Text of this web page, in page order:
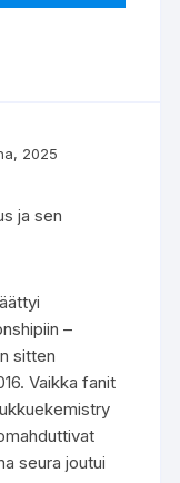
2025
ja sen
–
sitten
Vaikka fanit
seura joutui